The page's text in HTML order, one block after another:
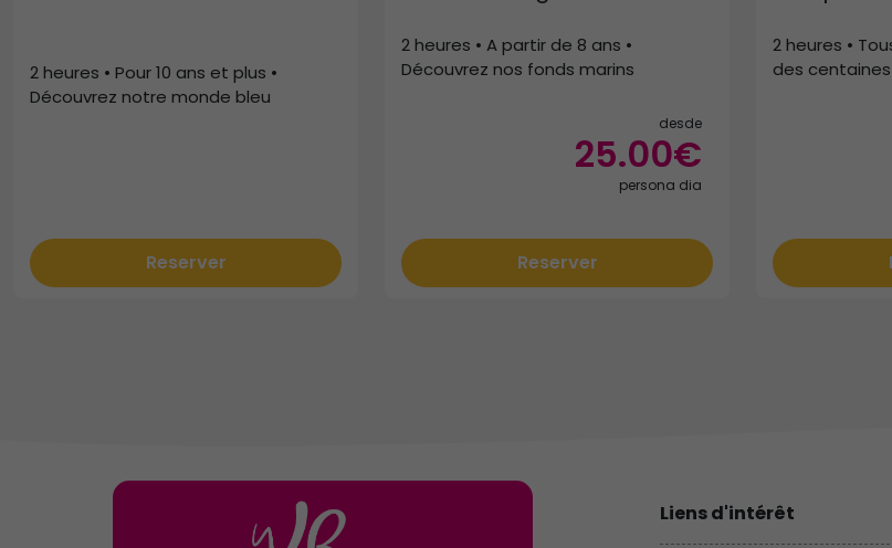
2 heures • Pour 10 ans et plus •
Découvrez notre monde bleu
Reserver
2 heures • A partir de 8 ans •
Découvrez nos fonds marins
desde
25.00€
persona dia
Reserver
2 heures •
des
Liens d'intérêt